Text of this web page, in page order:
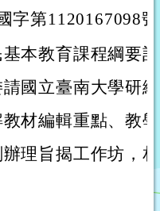
字第1120167098
本教育課程綱要
國立臺南大學研
材編輯重點、教
理旨揭工作坊，